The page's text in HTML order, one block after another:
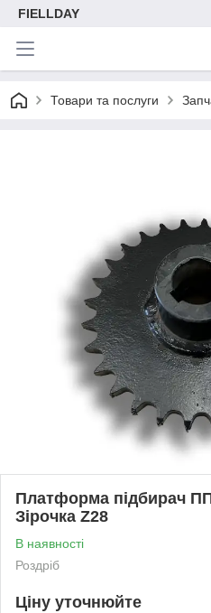
FIELLDAY
Товари та послуги
Платформа підбирач
Зірочка Z28
В наявності
Роздріб
Ціну уточнюйте